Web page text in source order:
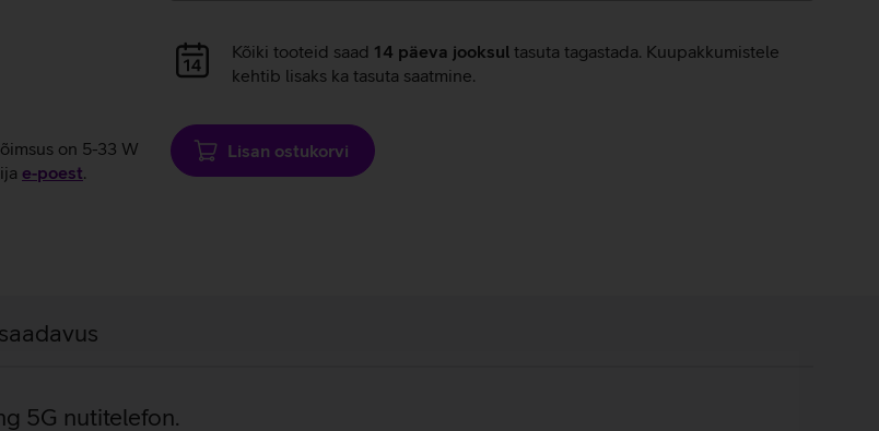
on 5-33 W
e‑poest.
Andmete
laadimine
Kõiki tooteid saad 14 päeva jooksul tasuta tagastada. Kuupakkumistele
kehtib lisaks ka tasuta saatmine.
Lisan ostukorvi
5G nutitelefon.